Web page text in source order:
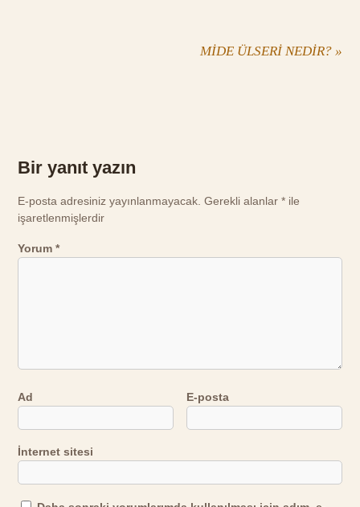
MİDE ÜLSERİ NEDİR? »
Bir yanıt yazın
E-posta adresiniz yayınlanmayacak. Gerekli alanlar* ile
işaretlenmişlerdir
Yorum*
Ad E-posta
İnternet sitesi